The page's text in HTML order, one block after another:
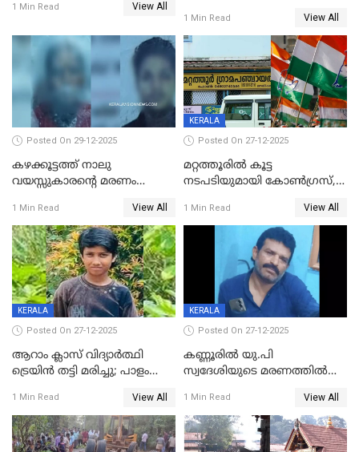
1 Min Read View All
പിഴ
1 Min Read View All
Posted On 29-12-2025
കഴക്കൂട്ടത്ത് നാലു
വയസ്സുകാരന്റെ മരണം
സുഹൃത്തും പൊലീസ്
കസ്റ്റഡിയിൽ
1 Min Read View All
KERALA
Posted On 27-12-2025
മറ്റത്തൂരിൽ കൂട്ട
നടപടിയുമായി കോണ്‍ഗ്രസ്,
എട്ട് പേര്‍ ഉള്‍പ്പെടെ
പത്തുപേരെ പുറത്താക്കി,
ചൊവ്വന്നൂരിലും നടപടി
1 Min Read View All
KERALA
Posted On 27-12-2025
ആറാം ക്ലാസ് വിദ്യാർത്ഥി
ട്രെയിൻ തട്ടി മരിച്ചു; പാളം
അപകടം മലപ്പുറത്ത്
1 Min Read View All
KERALA
Posted On 27-12-2025
കണ്ണൂരിൽ യു.പി
സ്വദേശിയുടെ മരണത്തിൽ
കേസ്; തർക്കമുണ്ടായത്
ഫേഷ്യലിന് 300 രൂപ
ആവശ്യപ്പെട്ടതിനെച്ചൊല്ലി
1 Min Read View All